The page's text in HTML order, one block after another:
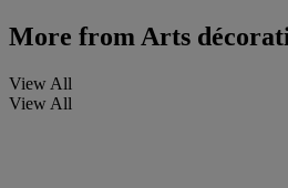
More from Arts
View All
View All